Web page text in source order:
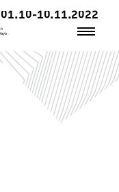
01.10-10.11.2022